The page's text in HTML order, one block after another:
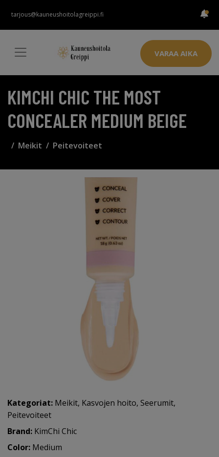
tarjous@kauneushoitolagreippi.fi
VARAA AIKA
KIMCHI CHIC THE MOST
CONCEALER MEDIUM BEIGE
Meikit Peitevoiteet
Kategoriat: Meikit, Kasvojen hoito, Seerumit,
Peitevoiteet
Brand: KimChi Chic
Color: Medium